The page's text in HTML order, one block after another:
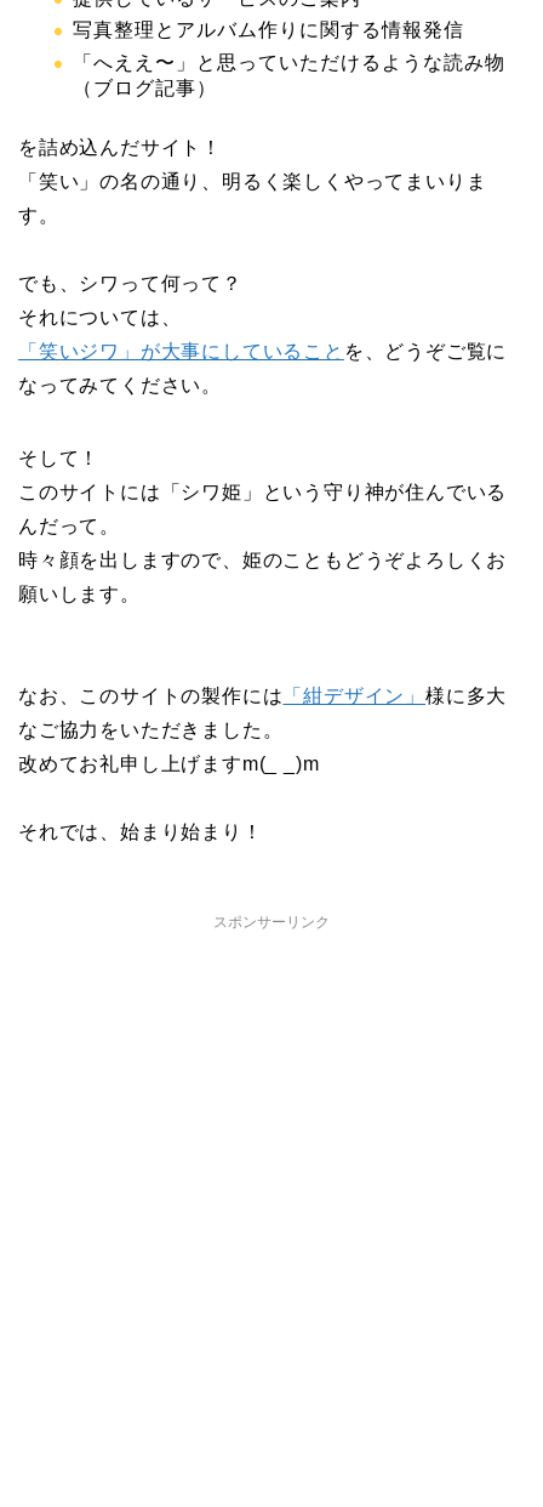
写真整理とアルバム作りに関する情報発信
「へええ〜」と思っていただけるような読み物
（ブログ記事）
を詰め込んだサイト！
「笑い」の名の通り、明るく楽しくやってまいりま
す。
でも、シワって何って？
それについては、
「笑いジワ」が大事にしていること を、どうぞご覧に
なってみてください。
そして！
このサイトには「シワ姫」という守り神が住んでいる
んだって。
時々顔を出しますので、姫のこともどうぞよろしくお
願いします。
なお、このサイトの製作には 「紺デザイン」様に多大
なご協力をいただきました。
改めてお礼申し上げますm(_ _)m
それでは、始まり始まり！
スポンサーリンク